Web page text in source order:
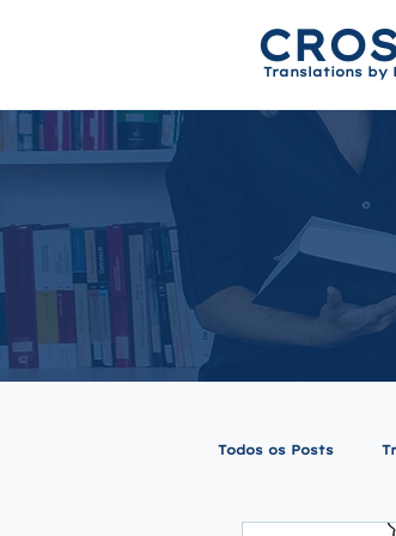
Translations by
Todos os Posts